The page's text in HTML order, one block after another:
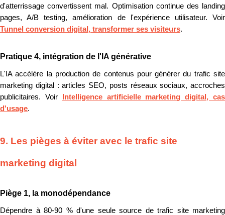
d'atterrissage convertissent mal. Optimisation continue des landing
pages, A/B testing, amélioration de l'expérience utilisateur. Voir
Tunnel conversion digital, transformer ses visiteurs.
Pratique 4, intégration de l'IA générative
L'IA accélère la production de contenus pour générer du trafic site
marketing digital : articles SEO, posts réseaux sociaux, accroches
publicitaires. Voir
Intelligence artificielle marketing digital, cas
d'usage.
9. Les pièges à éviter avec le trafic site
marketing digital
Piège 1, la monodépendance
Dépendre à 80-90 % d'une seule source de trafic site marketing